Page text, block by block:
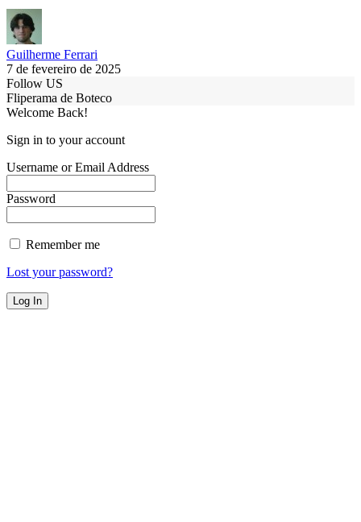
Guilherme Ferrari
7 de fevereiro de 2025
Follow US
Fliperama de Boteco
Welcome Back!
Sign in to your account
Username or Email Address
Password
Remember me
Lost your password?